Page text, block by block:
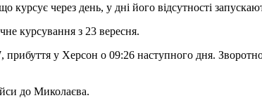
через день, у дні його відсутності
курсування з 23 вересня.
у Херсон о 09:26 наступного дня.
до Миколаєва.